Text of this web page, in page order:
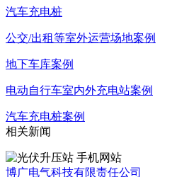
汽车充电桩
公交/出租等室外运营场地案例
地下车库案例
电动自行车室内外充电站案例
汽车充电桩案例
相关新闻
手机网站
博广电气科技有限责任公司